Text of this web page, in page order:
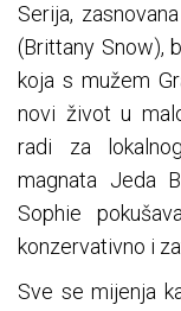
Serija,
(Brittany Snow),
koja s mužem
novi život u
radi za
magnata Jeda
Sophie
konzervativno i
Sve se mijenja